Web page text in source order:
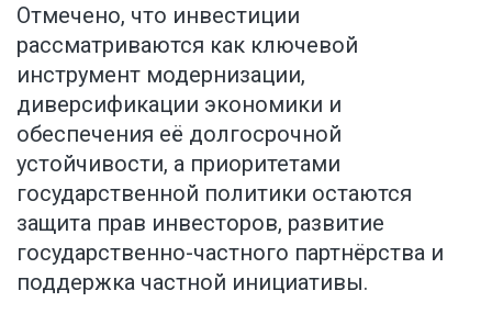
Отмечено, что инвестиции
рассматриваются как ключевой
инструмент модернизации,
диверсификации экономики и
обеспечения её долгосрочной
устойчивости, а приоритетами
государственной политики остаются
защита прав инвесторов, развитие
государственно-частного партнёрства и
поддержка частной инициативы.